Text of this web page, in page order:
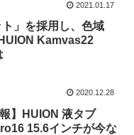
2021.01.17
ト」を採用し、色域
Kamvas22
2020.12.28
】HUION 液タブ
15.6インチが今な